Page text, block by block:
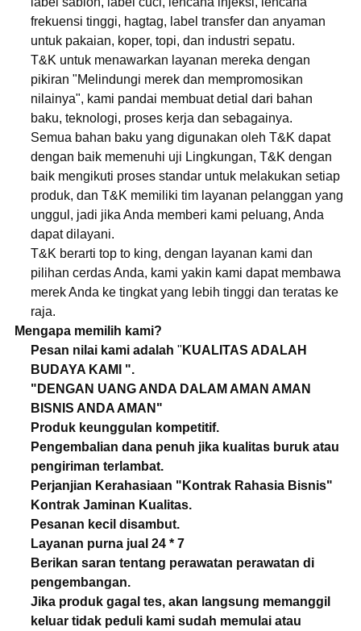
frekuensi tinggi, hagtag, label transfer dan anyaman
untuk pakaian, koper, topi, dan industri sepatu.
T&K untuk menawarkan layanan mereka dengan
pikiran "Melindungi merek dan mempromosikan
nilainya", kami pandai membuat detial dari bahan
baku, teknologi, proses kerja dan sebagainya.
Semua bahan baku yang digunakan oleh T&K dapat
dengan baik memenuhi uji Lingkungan, T&K dengan
baik mengikuti proses standar untuk melakukan setiap
produk, dan T&K memiliki tim layanan pelanggan yang
unggul, jadi jika Anda memberi kami peluang, Anda
dapat dilayani.
T&K berarti top to king, dengan layanan kami dan
pilihan cerdas Anda, kami yakin kami dapat membawa
merek Anda ke tingkat yang lebih tinggi dan teratas ke
raja.
Mengapa memilih kami?
Pesan nilai kami adalah " KUALITAS ADALAH
BUDAYA KAMI ".
"DENGAN UANG ANDA DALAM AMAN AMAN
BISNIS ANDA AMAN"
Produk keunggulan kompetitif.
Pengembalian dana penuh jika kualitas buruk atau
pengiriman terlambat.
Perjanjian Kerahasiaan "Kontrak Rahasia Bisnis"
Kontrak Jaminan Kualitas.
Pesanan kecil disambut.
Layanan purna jual 24 * 7
Berikan saran tentang perawatan perawatan di
pengembangan.
Jika produk gagal tes, akan langsung memanggil
keluar tidak peduli kami sudah memulai atau